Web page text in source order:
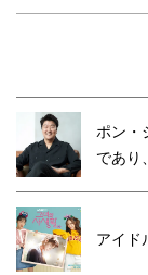
ポン・
であり
アイド